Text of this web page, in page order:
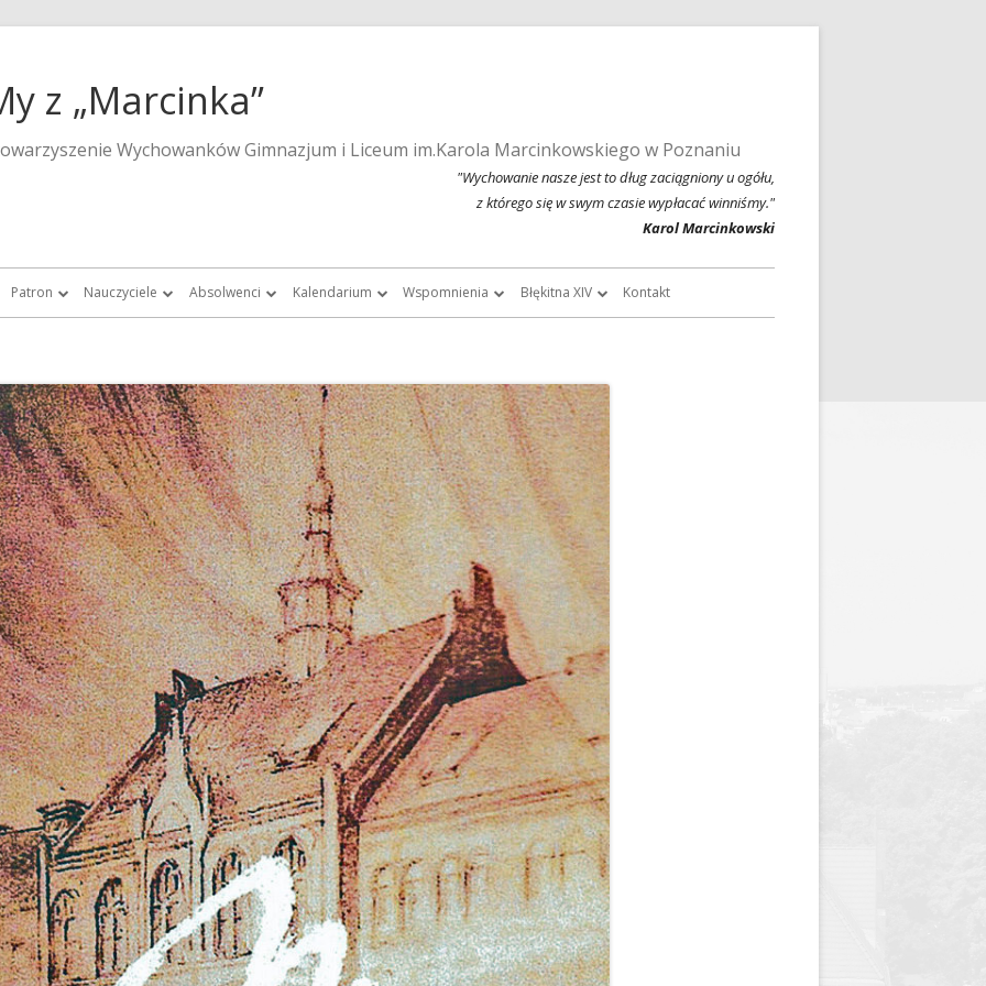
z „Marcinka”
Wychowanków Gimnazjum i Liceum im.Karola Marcinkowskiego w Poznaniu
"Wychowanie nasze jest to dług zaciągniony u ogółu,
z którego się w swym czasie wypłacać winniśmy."
Karol Marcinkowski
matury S.A.
szkoły
Gimnazjum i Liceum im.
w Poznaniu
i wicedyrektorzy Szkoły
i wychowankowie
w latach 1939 –
obiektywie
Patron
Posąg Karola Marcinkowskiego
Lista fundatorów posągu patrona
Nauczyciele
Nauczyciele „Marcinka” po roku 1945
Absolwenci
Chór Absolwentów Antoniego
Grochowalskiego
Chór Di Nuovo
Biblioteka absolwentów
Kalendarium
Kalendarium 2013
Kalendarium 2012
Kalendarium 2011
Kalendarium 2010
Kalendarium 2008
Kalendarium 2007
Kalendarium 2006
Kalendarium 2005
Kalendarium 2004
Wydarzenia z lat 1993 – 2003
Wspomnienia
Tygodnik Żakowski
Fotografie archiwalne
Filmy
Pożegnaliśmy
Błękitna XIV
Historia Błękitnej XIV i jej tradycje
Błękitna XIV w latach 1999 – 2004
Jednodniówka z okazji 80-lecia
Jednodniówka z okazji 85-lecia
Jednodniówka z okazji 99-lecia
Galeria zdjęć od 1930 roku
Kontakt